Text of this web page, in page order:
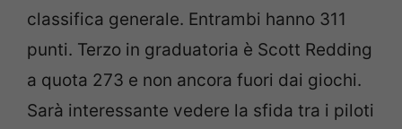
classifica generale. Entrambi hanno 311
punti. Terzo in graduatoria è Scott Redding
a quota 273 e non ancora fuori dai giochi.
Sarà interessante vedere la sfida tra i piloti